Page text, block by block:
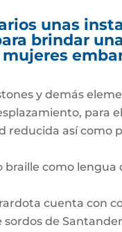
unas
brindar
y demás
para
así como
como lengua
cuenta con
sordos de